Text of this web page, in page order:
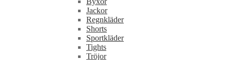
Jackor
Regnkläder
Shorts
Sportkläder
Tights
Tröjor